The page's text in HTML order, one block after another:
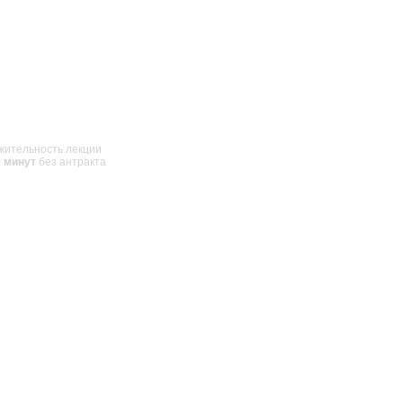
лекции
минут без антракта